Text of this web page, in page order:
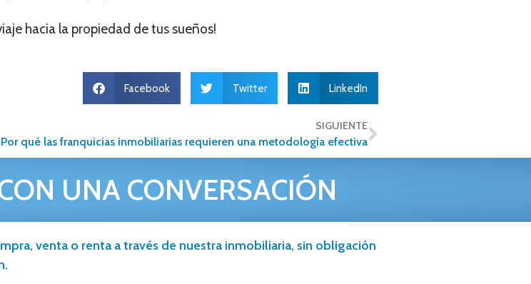
hacia la propiedad de tus sueños!
Facebook Twitter LinkedIn
SIGUIENTE
Por qué las franquicias inmobiliarias requieren una metodología efectiva
UNA CONVERSACIÓN
venta o renta a través de nuestra inmobiliaria, sin obligación